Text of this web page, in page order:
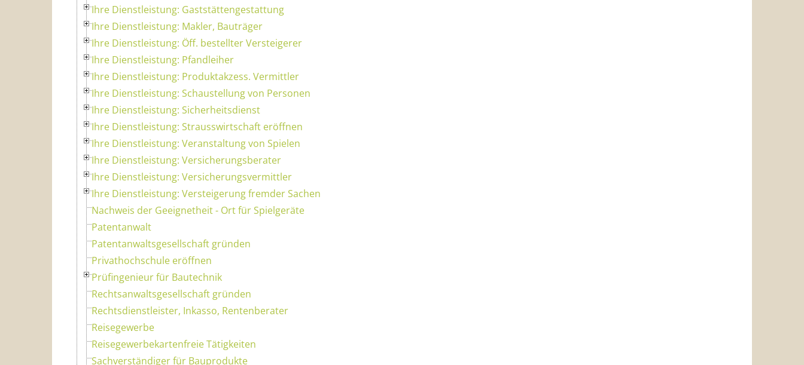
Ihre Dienstleistung: Gaststättengestattung
Ihre Dienstleistung: Makler, Bauträger
Ihre Dienstleistung: Öff. bestellter Versteigerer
Ihre Dienstleistung: Pfandleiher
Ihre Dienstleistung: Produktakzess. Vermittler
Ihre Dienstleistung: Schaustellung von Personen
Ihre Dienstleistung: Sicherheitsdienst
Ihre Dienstleistung: Strausswirtschaft eröffnen
Ihre Dienstleistung: Veranstaltung von Spielen
Ihre Dienstleistung: Versicherungsberater
Ihre Dienstleistung: Versicherungsvermittler
Ihre Dienstleistung: Versteigerung fremder Sachen
Nachweis der Geeignetheit - Ort für Spielgeräte
Patentanwalt
Patentanwaltsgesellschaft gründen
Privathochschule eröffnen
Prüfingenieur für Bautechnik
Rechtsanwaltsgesellschaft gründen
Rechtsdienstleister, Inkasso, Rentenberater
Reisegewerbe
Reisegewerbekartenfreie Tätigkeiten
Sachverständiger für Bauprodukte